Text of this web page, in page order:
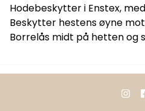
Hodebeskytter i Enstex,
Beskytter hestens øyne
Borrelås midt på hetten og